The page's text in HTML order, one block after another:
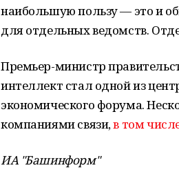
наибольшую пользу — это и
для отдельных ведомств.
Премьер-министр
интеллект стал одной из
экономического форума.
компаниями связи,в том
ИА "Башинформ"